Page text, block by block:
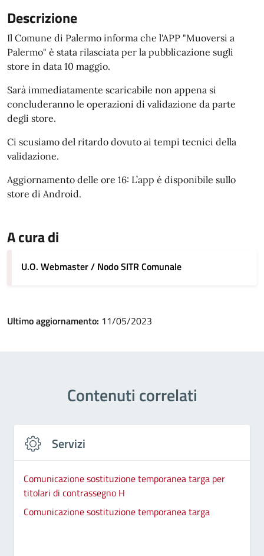
Descrizione
Il Comune di Palermo informa che l'APP "Muoversi a
Palermo" è stata rilasciata per la pubblicazione sugli
store in data 10 maggio.
Sarà immediatamente scaricabile non appena si
concluderanno le operazioni di validazione da parte
degli store.
Ci scusiamo del ritardo dovuto ai tempi tecnici della
validazione.
Aggiornamento delle ore 16: L’app é disponibile sullo
store di Android.
A cura di
U.O. Webmaster / Nodo SITR Comunale
Ultimo aggiornamento: 11/05/2023
Contenuti correlati
Servizi
Comunicazione sostituzione temporanea targa per
titolari di contrassegno H
Comunicazione sostituzione temporanea targa